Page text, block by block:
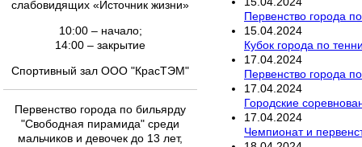
слабовидящих «Источник жизни»
10:00 – начало;
14:00 – закрытие
Спортивный зал ООО "КрасТЭМ"
Первенство города по бильярду
"Свободная пирамида" среди
мальчиков и девочек до 13 лет,
Первенство города
15 04 2024
Кубок города по
17 04 2024
Первенство города
17 04 2024
Городские
17 04 2024
Чемпионат и